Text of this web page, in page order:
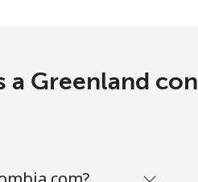
a Greenland con